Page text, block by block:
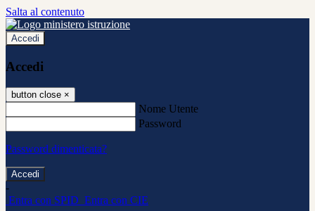
Salta al contenuto
Accedi
Accedi
button close ×
Nome Utente
Password
Password dimenticata?
-
Entra con SPID Entra con CIE